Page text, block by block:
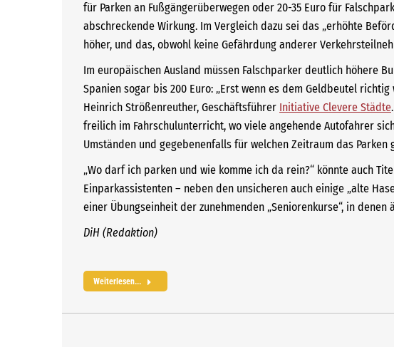
für Parken an Fußgängerüberwegen oder 20-35 Euro für
abschreckende Wirkung. Im Vergleich dazu sei das „erhöhte
höher, und das, obwohl keine Gefährdung anderer
Im europäischen Ausland müssen Falschparker deutlich höhere
Spanien sogar bis 200 Euro: „Erst wenn es dem Geldbeutel
Heinrich Strößenreuther, Geschäftsführer Initiative Clevere Städte
freilich im Fahrschulunterricht, wo viele angehende Autofahrer
Umständen und gegebenenfalls für welchen Zeitraum das
„Wo darf ich parken und wie komme ich da rein?“ könnte auch
Einparkassistenten – neben den unsicheren auch einige „alte
einer Übungseinheit der zunehmenden „Seniorenkurse“, in
DiH (Redaktion)
Weiterlesen...